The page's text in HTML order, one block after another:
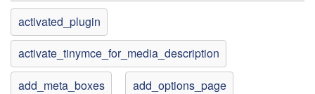
activated_plugin
activate_tinymce_for_media_description
add_meta_boxes
add_options_page